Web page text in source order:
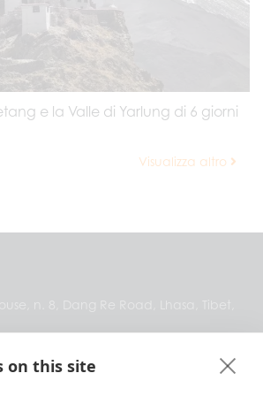
on this site
e la Valle di Yarlung di 6 giorni
Visualizza altro